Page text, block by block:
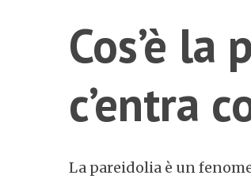
Cos’è
c’entra
La pareidolia è un